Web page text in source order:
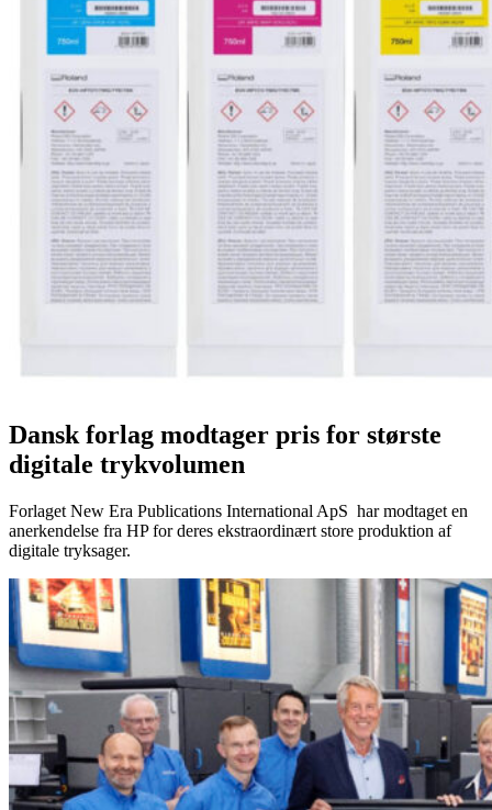
Dansk forlag modtager pris for største
digitale trykvolumen
Forlaget New Era Publications International ApS har modtaget en
anerkendelse fra HP for deres ekstraordinært store produktion af
digitale tryksager.